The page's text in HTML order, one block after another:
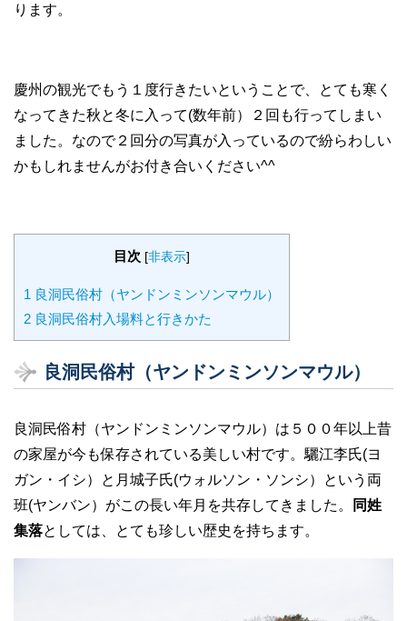
ります。
慶州の観光でもう１度行きたいということで、とても寒く
なってきた秋と冬に入って(数年前）２回も行ってしまい
ました。なので２回分の写真が入っているので紛らわしい
かもしれませんがお付き合いください^^
目次 [非表示]
1 良洞民俗村（ヤンドンミンソンマウル）
2 良洞民俗村入場料と行きかた
良洞民俗村（ヤンドンミンソンマウル）
良洞民俗村（ヤンドンミンソンマウル）は５００年以上昔
の家屋が今も保存されている美しい村です。驪江李氏(ヨ
ガン・イシ）と月城子氏(ウォルソン・ソンシ）という両
班(ヤンバン）がこの長い年月を共存してきました。
同姓
集落としては、とても珍しい歴史を持ちます。